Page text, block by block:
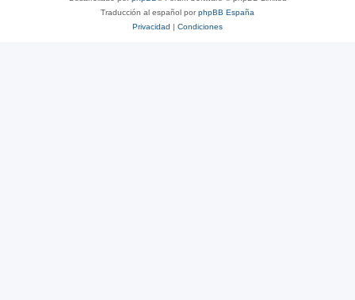
Traducción al español porphpBB España
Privacidad
Condiciones